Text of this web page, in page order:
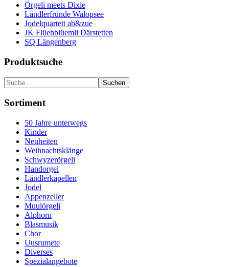
Örgeli meets Dixie
Ländlerfründe Walopsee
Jodelquartett ab&zue
JK Flüehblüemli Därstetten
SQ Längenberg
Produktsuche
Sortiment
50 Jahre unterwegs
Kinder
Neuheiten
Weihnachtsklänge
Schwyzerörgeli
Handorgel
Ländlerkapellen
Jodel
Appenzeller
Muulörgeli
Alphorn
Blasmusik
Chor
Uusrumete
Diverses
Spezialangebote